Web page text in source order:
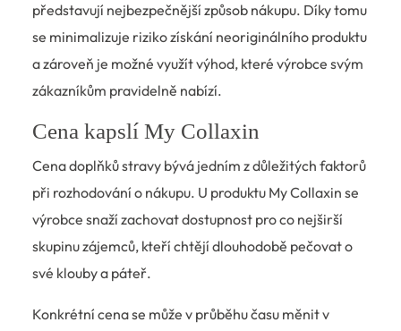
představují nejbezpečnější způsob nákupu. Díky tomu
se minimalizuje riziko získání neoriginálního produktu
a zároveň je možné využít výhod, které výrobce svým
zákazníkům pravidelně nabízí.
Cena kapslí My Collaxin
Cena doplňků stravy bývá jedním z důležitých faktorů
při rozhodování o nákupu. U produktu My Collaxin se
výrobce snaží zachovat dostupnost pro co nejširší
skupinu zájemců, kteří chtějí dlouhodobě pečovat o
své klouby a páteř.
Konkrétní cena se může v průběhu času měnit v